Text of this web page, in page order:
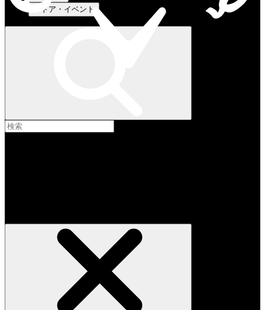
ストア・イベント